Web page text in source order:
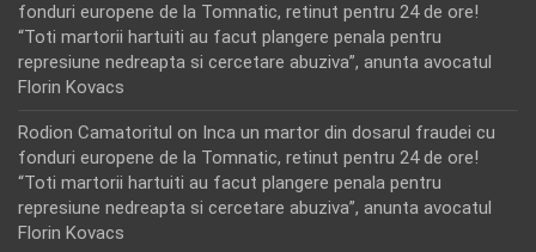
fonduri europene de la Tomnatic, retinut pentru 24 de ore!
“Toti martorii hartuiti au facut plangere penala pentru
represiune nedreapta si cercetare abuziva”, anunta avocatul
Florin Kovacs
Rodion Camatoritul on Inca un martor din dosarul fraudei cu
fonduri europene de la Tomnatic, retinut pentru 24 de ore!
“Toti martorii hartuiti au facut plangere penala pentru
represiune nedreapta si cercetare abuziva”, anunta avocatul
Florin Kovacs